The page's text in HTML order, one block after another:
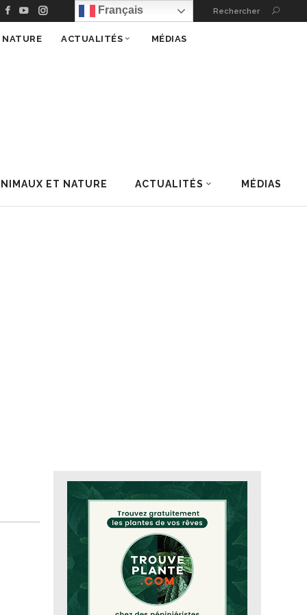
Français Rechercher
ET NATURE ACTUALITÉS MÉDIAS
ACTUALITÉS MÉDIAS